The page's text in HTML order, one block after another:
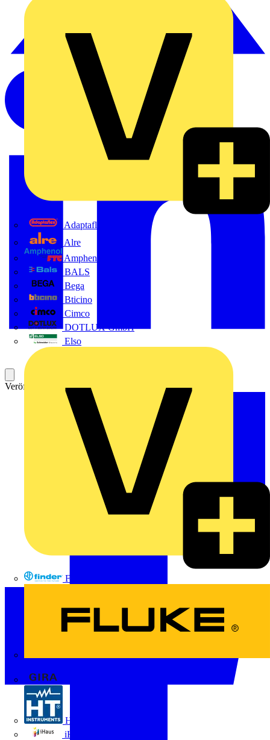
Adaptaflex
Alre
Amphenol FTG
BALS
Bega
Bticino
Cimco
DOTLUX GmbH
Elso
FINDER
HT Instruments GmbH
iHaus
Veröffentlicht: 23. Oktober 2023 Kategorie: News